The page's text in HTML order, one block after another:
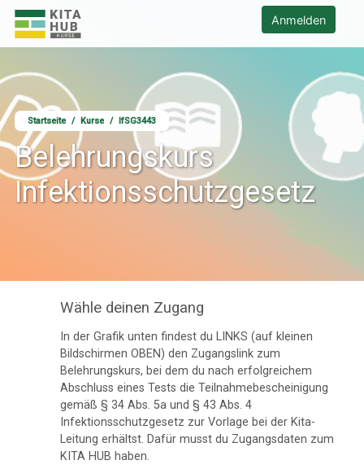
Zum Hauptinhalt
KITA HUB - Kursangebote Startseite
Anmelden
Startseite Kurse IfSG3443
Belehrungskurs
Infektionsschutzgesetz
Wähle deinen Zugang
In der Grafik unten findest du LINKS (auf kleinen
Bildschirmen OBEN) den Zugangslink zum
Belehrungskurs, bei dem du nach erfolgreichem
Abschluss eines Tests die Teilnahmebescheinigung
gemäß § 34 Abs. 5a und § 43 Abs. 4
Infektionsschutzgesetz zur Vorlage bei der Kita-
Leitung erhältst. Dafür musst du Zugangsdaten zum
KITA HUB haben.